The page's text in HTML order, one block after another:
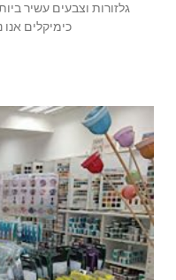
כימיקלים